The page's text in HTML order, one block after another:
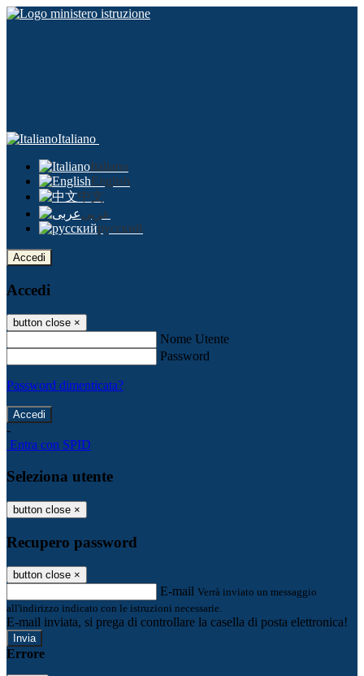
Italiano
Italiano
English
中文
عربى
русский
Accedi
Accedi
button close ×
Nome Utente
Password
Password dimenticata?
-
Entra con SPID
Seleziona utente
button close ×
Recupero password
button close ×
E-mail Verrà inviato un messaggio
all'indirizzo indicato con le istruzioni necessarie.
E-mail inviata, si prega di controllare la casella di posta elettronica!
Errore